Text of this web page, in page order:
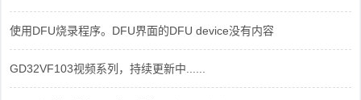
使用DFU烧录程序。DFU界面的DFU device没有内容
GD32VF103视频系列，持续更新中......